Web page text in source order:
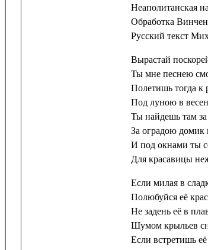
Неаполитанская
Обработка
Русский текст
Вырастай
Ты мне песнею
Полетишь тогда к
Под луною в
Ты найдешь там
За оградою домик
И под окнами ты
Для красавицы
Если милая в
Полюбуйся её
Не задень её в
Шумом крыльев
Если встретишь